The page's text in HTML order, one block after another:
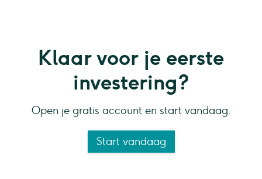
Klaar voor je eerste
investering?
Open je gratis account en start vandaag.
Start vandaag